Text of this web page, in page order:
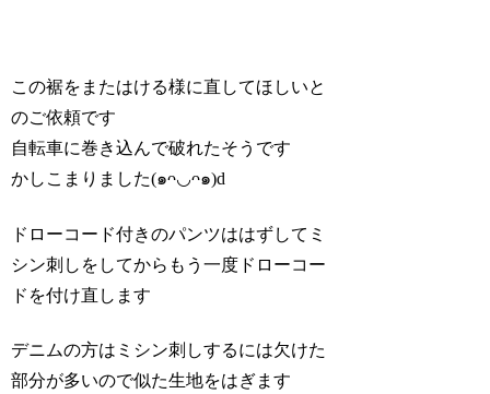
この裾をまたはける様に直してほしいと
のご依頼です
自転車に巻き込んで破れたそうです
かしこまりました(๑ᴖ◡ᴖ๑)d
ドローコード付きのパンツははずしてミ
シン刺しをしてからもう一度ドローコー
ドを付け直します
デニムの方はミシン刺しするには欠けた
部分が多いので似た生地をはぎます